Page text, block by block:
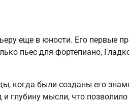
еще в юности. Его первые
пьес для фортепиано,
когда были созданы его
глубину мысли, что